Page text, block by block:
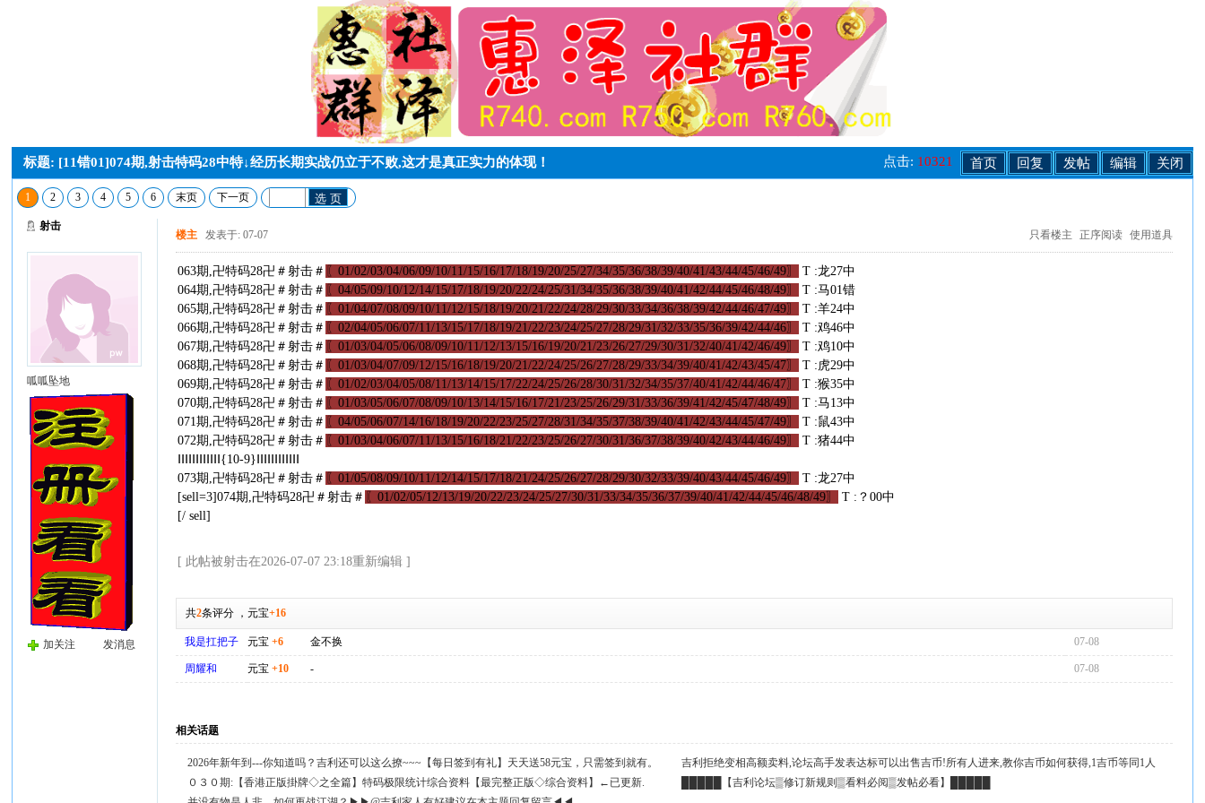
关闭
编辑
发帖
回复
首页
点击: 10321
标题: [11错01]074期,射击特码28中特↓经历长期实战仍立于不败,这才是真正实力的体现！
1 2 3 4 5 6 末页 下一页 选 页
射击
呱呱坠地
加关注 发消息
只看楼主 正序阅读 使用道具
楼主 发表于: 07-07
063期,卍特码28卍＃射击＃ 〖01/02/03/04/06/09/10/11/15/16/17/18/19/20/25/27/34/35/36/38/39/40/41/43/44/45/46/49〗
T :龙27中
064期,卍特码28卍＃射击＃ 〖04/05/09/10/12/14/15/17/18/19/20/22/24/25/31/34/35/36/38/39/40/41/42/44/45/46/48/49〗
T :马01错
065期,卍特码28卍＃射击＃ 〖01/04/07/08/09/10/11/12/15/18/19/20/21/22/24/28/29/30/33/34/36/38/39/42/44/46/47/49〗
T :羊24中
066期,卍特码28卍＃射击＃ 〖02/04/05/06/07/11/13/15/17/18/19/21/22/23/24/25/27/28/29/31/32/33/35/36/39/42/44/46〗
T :鸡46中
067期,卍特码28卍＃射击＃ 〖01/03/04/05/06/08/09/10/11/12/13/15/16/19/20/21/23/26/27/29/30/31/32/40/41/42/46/49〗
T :鸡10中
068期,卍特码28卍＃射击＃ 〖01/03/04/07/09/12/15/16/18/19/20/21/22/24/25/26/27/28/29/33/34/39/40/41/42/43/45/47〗
T :虎29中
069期,卍特码28卍＃射击＃ 〖01/02/03/04/05/08/11/13/14/15/17/22/24/25/26/28/30/31/32/34/35/37/40/41/42/44/46/47〗
T :猴35中
070期,卍特码28卍＃射击＃ 〖01/03/05/06/07/08/09/10/13/14/15/16/17/21/23/25/26/29/31/33/36/39/41/42/45/47/48/49〗
T :马13中
071期,卍特码28卍＃射击＃ 〖04/05/06/07/14/16/18/19/20/22/23/25/27/28/31/34/35/37/38/39/40/41/42/43/44/45/47/49〗
T :鼠43中
072期,卍特码28卍＃射击＃ 〖01/03/04/06/07/11/13/15/16/18/21/22/23/25/26/27/30/31/36/37/38/39/40/42/43/44/46/49〗
T :猪44中
ⅠⅠⅠⅠⅠⅠⅠⅠⅠⅠⅠⅠ{10-9}ⅠⅠⅠⅠⅠⅠⅠⅠⅠⅠⅠⅠ
073期,卍特码28卍＃射击＃ 〖01/05/08/09/10/11/12/14/15/17/18/21/24/25/26/27/28/29/30/32/33/39/40/43/44/45/46/49〗
T :龙27中
[sell=3]074期,卍特码28卍＃射击＃ 〖01/02/05/12/13/19/20/22/23/24/25/27/30/31/33/34/35/36/37/39/40/41/42/44/45/46/48/49〗
T :？00中
[/ sell]
[ 此帖被射击在2026-07-07 23:18重新编辑 ]
共2条评分 ，元宝+16
我是扛把子 元宝+6 金不换 07-08
周耀和 元宝+10 - 07-08
相关话题
2026年新年到---你知道吗？吉利还可以这么撩~~~【每日签到有礼】天天送58元宝，只需签到就有。
吉利拒绝变相高额卖料,论坛高手发表达标可以出售吉币!所有人进来,教你吉币如何获得,1吉币等同1人
民币!支持高手→打赏６元宝起
０３０期:【香港正版掛牌◇之全篇】特码极限统计综合资料【最完整正版◇综合资料】←已更新.
█████【吉利论坛▒修订新规则▒看料必阅▒发帖必看】█████